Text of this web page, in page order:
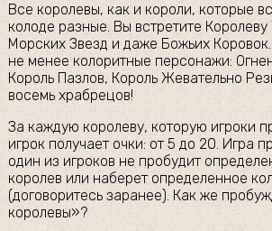
Все королевы, как и короли, которые
колоде разные. Вы встретите Королеву
Морских Звезд и даже Божьих
не менее колоритные персонажи:
Король Пазлов, Король Жевательно
восемь храбрецов!
За каждую королеву, которую игроки
игрок получает очки: от 5 до 20. Игра
один из игроков не пробудит
королев или наберет определенное
(договоритесь заранее). Как же
королевы»?